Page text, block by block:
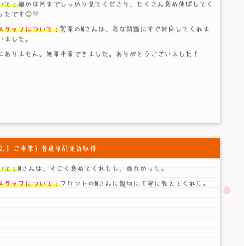
て：細かな所までしっかり見てくださり、たくさん褒め伸ばしてく
たです😊💛
タッフについて：営業のMさんは、急な問題にすぐ対応してくれま
ました。
ありません。無事卒業できました。ありがとうございました！
ご卒業）普通車AT免許取得
て：Mさんは、すごく褒めてくれたし、面白かった。
タッフについて：フロントのMさんに親切に丁寧に教えてくれた。